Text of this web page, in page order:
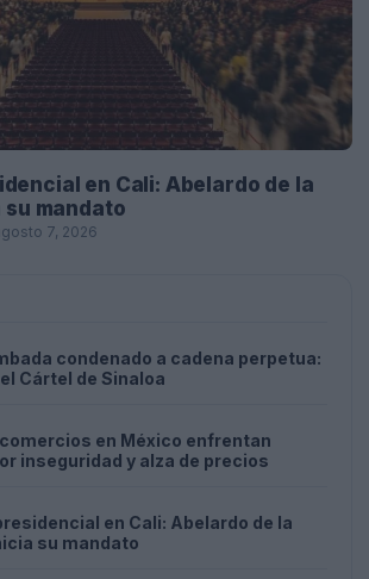
en Cali: Abelardo de la
mandato
7, 2026
condenado a cadena perpetua:
Cártel de Sinaloa
en México enfrentan
inseguridad y alza de precios
en Cali: Abelardo de la
su mandato